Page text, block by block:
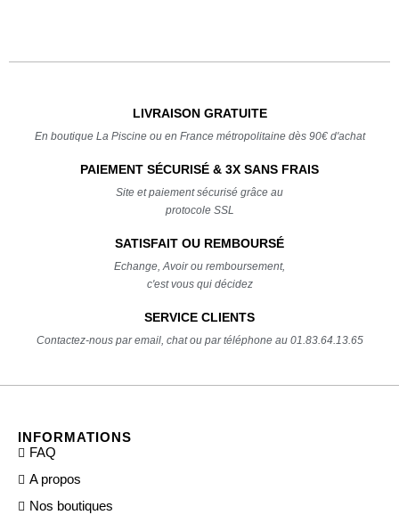
LIVRAISON GRATUITE
En boutique La Piscine ou en France métropolitaine dès 90€ d'achat
PAIEMENT SÉCURISÉ & 3X SANS FRAIS
Site et paiement sécurisé grâce au
protocole SSL
SATISFAIT OU REMBOURSÉ
Echange, Avoir ou remboursement,
c'est vous qui décidez
SERVICE CLIENTS
Contactez-nous par email, chat ou par téléphone au 01.83.64.13.65
INFORMATIONS
FAQ
A propos
Nos boutiques